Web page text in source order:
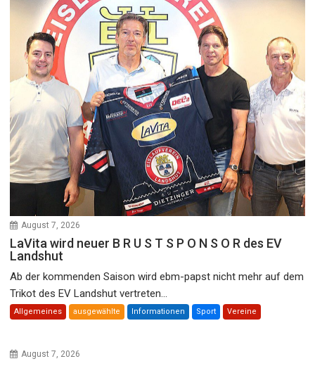
August 7, 2026
LaVita wird neuer B R U S T S P O N S O R des EV
Landshut
Ab der kommenden Saison wird ebm-papst nicht mehr auf dem
Trikot des EV Landshut vertreten...
Allgemeines ausgewählte Informationen Sport Vereine
August 7, 2026